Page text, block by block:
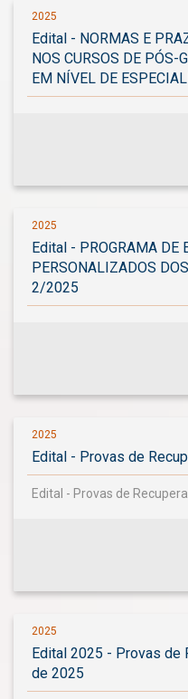
2025
Edital - NORMAS E
NOS CURSOS DE PÓS-
EM NÍVEL DE
2025
Edital - PROGRAMA DE
PERSONALIZADOS
2/2025
2025
Edital - Provas de
Edital - Provas de
2025
Edital 2025 - Provas de
de 2025